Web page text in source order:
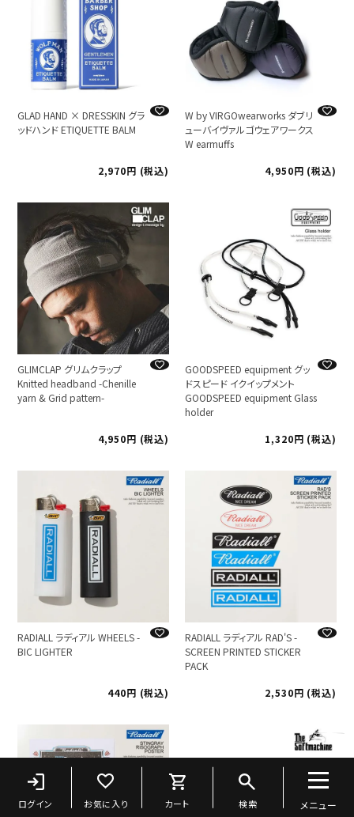
GLAD HAND × DRESSKIN グラ
ッドハンド ETIQUETTE BALM
2,970 税込
W by VIRGOwearworks ダブリ
ューバイヴァルゴウェアワークス
W earmuffs
4,950
税込
GLIMCLAP グリムクラップ
Knitted headband -Chenille
yarn & Grid pattern-
4,950 税込
GOODSPEED equipment グッ
ドスピード イクイップメント
GOODSPEED equipment Glass
holder
1,320
税込
RADIALL ラディアル WHEELS -
BIC LIGHTER
440 税込
RADIALL ラディアル RAD'S -
SCREEN PRINTED STICKER
PACK
2,530
税込